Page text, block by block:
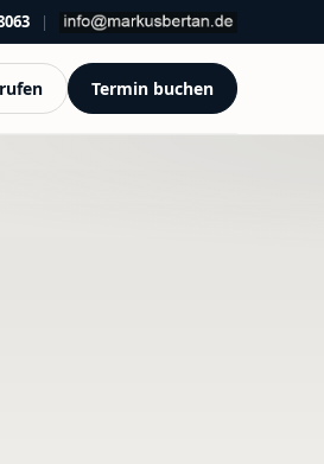
|
Termin buchen